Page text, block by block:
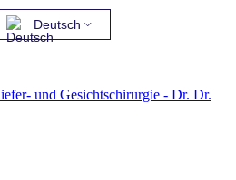
Deutsch
und Gesichtschirurgie - Dr. Dr.